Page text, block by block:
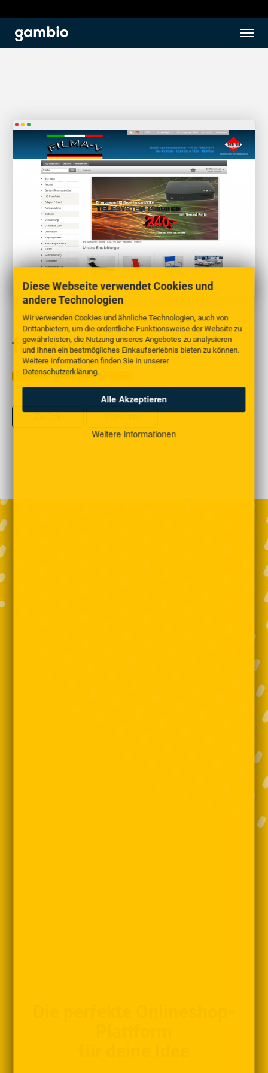
Diese Webseite verwendet Cookies und
andere Technologien
Wir verwenden Cookies und ähnliche Technologien, auch von
Drittanbietern, um die ordentliche Funktionsweise der Website zu
gewährleisten, die Nutzung unseres Angebotes zu analysieren
und Ihnen ein bestmögliches Einkaufserlebnis bieten zu können.
Weitere Informationen finden Sie in unserer
Datenschutzerklärung.
Alle Akzeptieren
Weitere Informationen
http://www.filma-v.de/
filma-v.de
500 Artikel Deutschland